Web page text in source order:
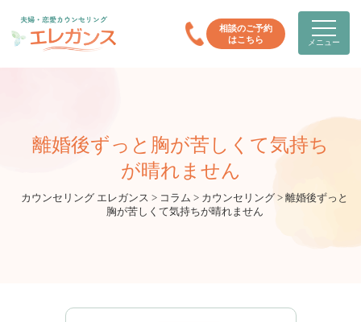
相談のご予約
はこちら
メニュー
離婚後ずっと胸が苦しくて気持ち
が晴れません
カウンセリング エレガンス > コラム > カウンセリング > 離婚後ずっと
胸が苦しくて気持ちが晴れません